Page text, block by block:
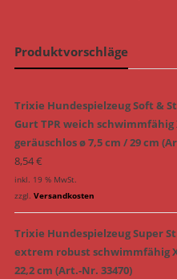
Produktvorschläge
Trixie Hundespielzeug Soft &
Gurt TPR weich schwimmfähig
geräuschlos ø 7,5 cm / 29 cm
8,54€
inkl. 19 % MwSt.
zzgl. Versandkosten
Trixie Hundespielzeug Super
extrem robust schwimmfähig
22,2 cm (Art.-Nr. 33470)